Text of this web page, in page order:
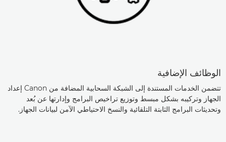
الوظائف الإضافية
تتضمن الخدمات المستندة إلى الشبكة السحابية المضافة من Canon إعداد
الجهاز وتركيبه بشكل مبسط وتوزيع تراخيص البرامج وإدارتها عن بُعد
وتحديثات البرامج الثابتة التلقائية والنسخ الاحتياطي الآمن لبيانات الجهاز.